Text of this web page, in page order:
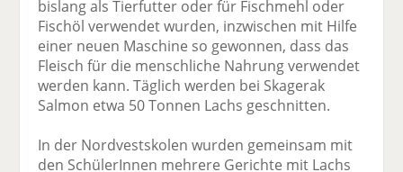
bislang als Tierfutter oder für Fischmehl oder
Fischöl verwendet wurden, inzwischen mit Hilfe
einer neuen Maschine so gewonnen, dass das
Fleisch für die menschliche Nahrung verwendet
werden kann. Täglich werden bei Skagerak
Salmon etwa 50 Tonnen Lachs geschnitten.
In der Nordvestskolen wurden gemeinsam mit
den SchülerInnen mehrere Gerichte mit Lachs